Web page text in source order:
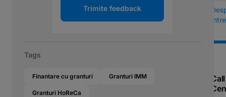
Call
Trimite feedback
Tags
Finantare cu granturi Granturi IMM
Granturi HoReCa